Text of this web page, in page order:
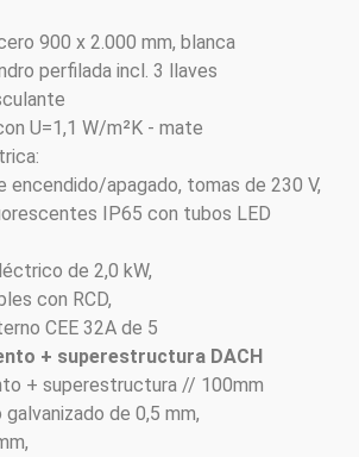
900 x 2.000 mm, blanca
perfilada incl. 3 llaves
U=1,1 W/m²K - mate
encendido/apagado, tomas de 230 V,
IP65 con tubos LED
de 2,0 kW,
con RCD,
CEE 32A de 5
+ superestructura DACH
+ superestructura // 100mm
de 0,5 mm,